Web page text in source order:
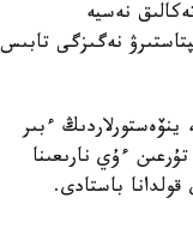
نەسيە
نەگىزگى تابىس
تومەندەپ، ينۆەستورلاردىڭ ءبىر
ءۇي نارىعىنا
باستادى.